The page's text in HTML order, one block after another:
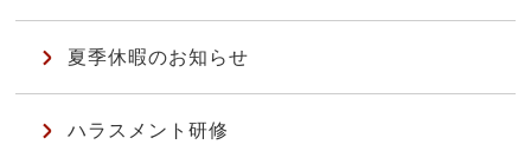
夏季休暇のお知らせ
ハラスメント研修